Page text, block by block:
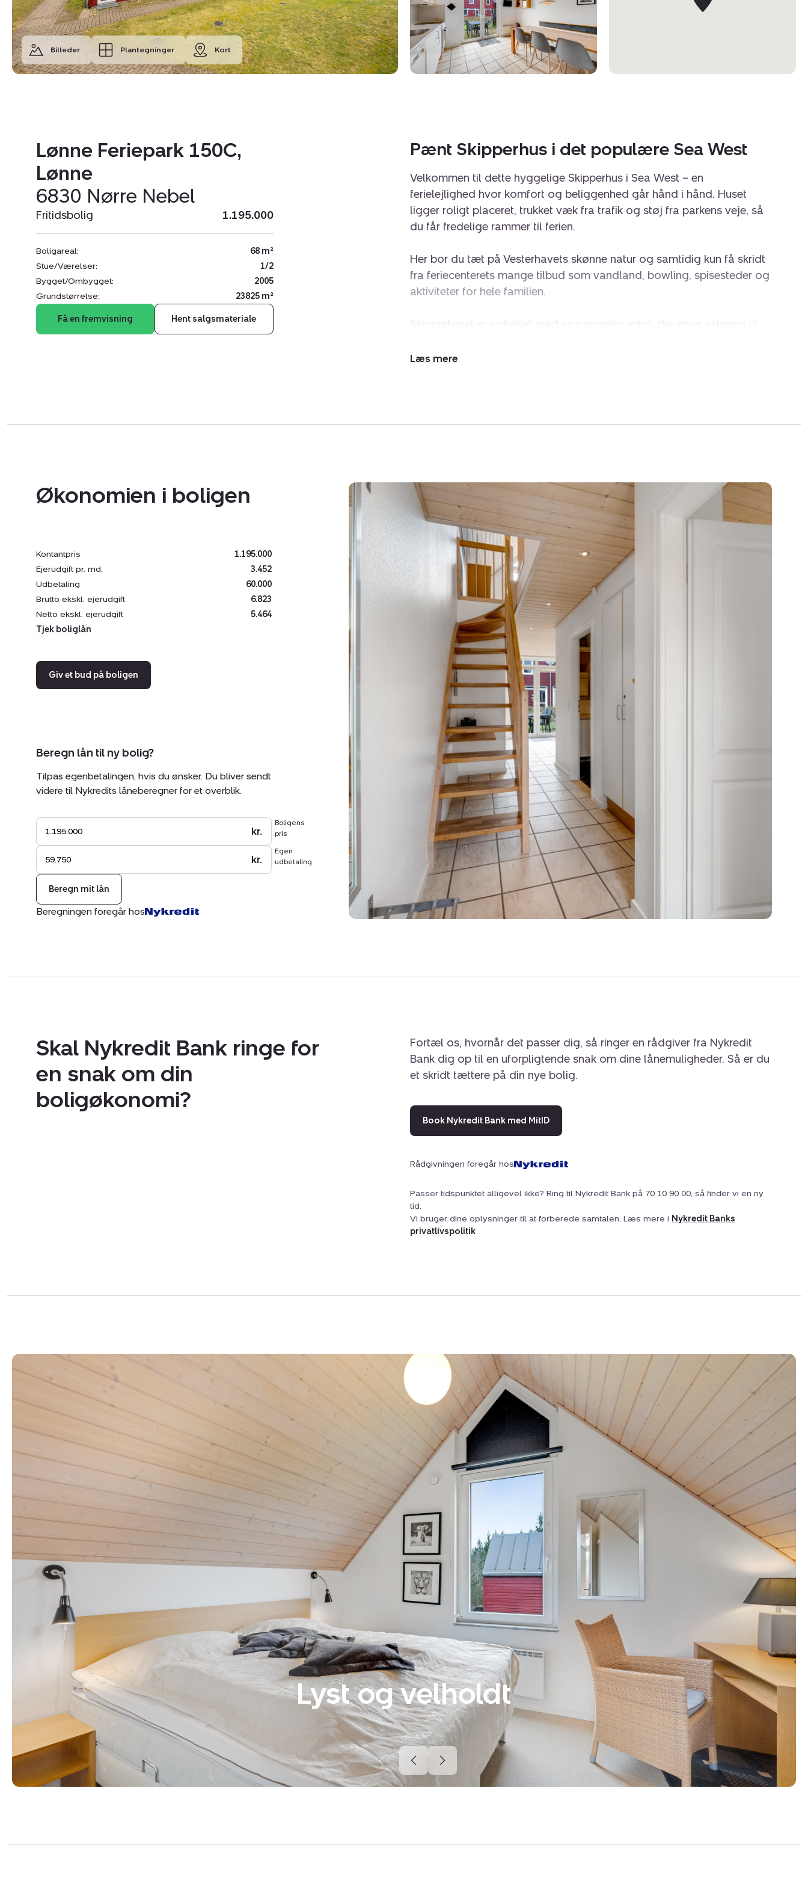
Billeder Plantegninger Kort
Lønne Feriepark 150C,
Lønne
6830 Nørre Nebel
Fritidsbolig 1.195.000
Boligareal:
68 m²
Stue/Værelser:
1/2
Bygget/Ombygget:
2005
Grundstørrelse:
23825 m²
Få en fremvisning Hent salgsmateriale
Pænt Skipperhus i det populære Sea West
Velkommen til dette hyggelige Skipperhus i Sea West – en
ferielejlighed hvor komfort og beliggenhed går hånd i hånd. Huset
ligger roligt placeret, trukket væk fra trafik og støj fra parkens veje, så
du får fredelige rammer til ferien.
Her bor du tæt på Vesterhavets skønne natur og samtidig kun få skridt
fra feriecenterets mange tilbud som vandland, bowling, spisesteder og
aktiviteter for hele familien.
vaskemaskine og tørretumbler. Entre og køkkenalrum har gulvvarme,
Fra køkkenet åbner terrassedørene ud til den sydvendte terrasse –
samt soveværelse med dobbeltseng. Dette Skipperhus er en ideel
kombination af praktisk indretning, hjemlig komfort og adgang til både
natur og aktiviteter – en feriebolig som kan nydes hele året.
Huset er udlejet igennem Landal og indbragte i 2025: 84.337kr. eksl.
Økonomien i boligen
Kontantpris
1.195.000
Ejerudgift pr. md.
3.452
Udbetaling
60.000
Brutto ekskl. ejerudgift
6.823
Netto ekskl. ejerudgift
5.464
Tjek boliglån
Giv et bud på boligen
Beregn lån til ny bolig?
Tilpas egenbetalingen, hvis du ønsker. Du bliver sendt
videre til Nykredits låneberegner for et overblik.
Boligens
pris
kr.
Egen
udbetaling
kr.
Beregn mit lån
Beregningen foregår hos
Skal Nykredit Bank ringe for
en snak om din
boligøkonomi?
Fortæl os, hvornår det passer dig, så ringer en rådgiver fra Nykredit
Bank dig op til en uforpligtende snak om dine lånemuligheder. Så er du
et skridt tættere på din nye bolig.
Book Nykredit Bank med MitID
Rådgivningen foregår hos
Passer tidspunktet alligevel ikke? Ring til Nykredit Bank på 70 10 90 00, så finder vi en ny
tid.
Vi bruger dine oplysninger til at forberede samtalen. Læs mere i Nykredit Banks
privatlivspolitik
Lyst og velholdt